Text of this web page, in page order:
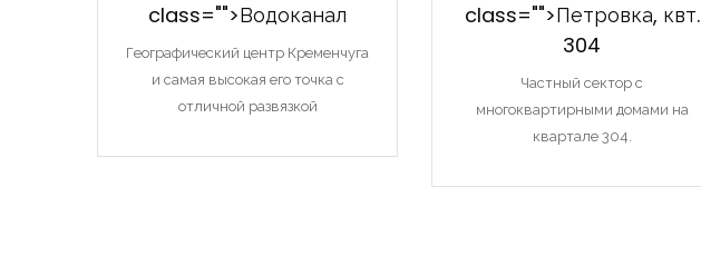
class="">Водоканал
Географический центр Кременчуга
и самая высокая его точка с
отличной развязкой
class="">Петровка, квт.
304
Частный сектор с
многоквартирными домами на
квартале 304.